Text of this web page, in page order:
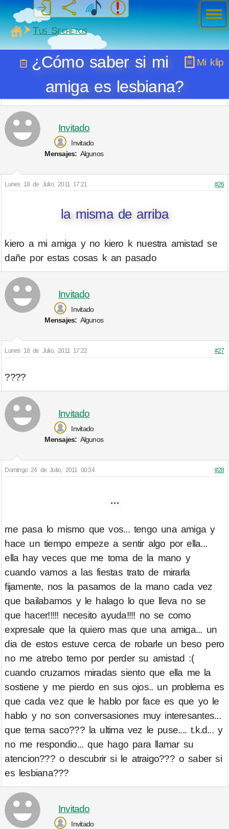
MiSabueso
Tus Secretos
Mi klip
¿Cómo saber si mi
amiga es lesbiana?
Invitado
Invitado
Mensajes: Algunos
Lunes 18 de Julio, 2011 17:21 #26
la misma de arriba
kiero a mi amiga y no kiero k nuestra amistad se
dañe por estas cosas k an pasado
Invitado
Invitado
Mensajes: Algunos
Lunes 18 de Julio, 2011 17:22 #27
????
Invitado
Invitado
Mensajes: Algunos
Domingo 24 de Julio, 2011 00:34 #28
...
me pasa lo mismo que vos... tengo una amiga y
hace un tiempo empeze a sentir algo por ella...
ella hay veces que me toma de la mano y
cuando vamos a las fiestas trato de mirarla
fijamente, nos la pasamos de la mano cada vez
que bailabamos y le halago lo que lleva no se
que hacer!!!!! necesito ayuda!!!! no se como
expresale que la quiero mas que una amiga... un
dia de estos estuve cerca de robarle un beso pero
no me atrebo temo por perder su amistad :(
cuando cruzamos miradas siento que ella me la
sostiene y me pierdo en sus ojos.. un problema es
que cada vez que le hablo por face es que yo le
hablo y no son conversasiones muy interesantes...
que tema saco??? la ultima vez le puse.... t.k.d... y
no me respondio... que hago para llamar su
atencion??? o descubrir si le atraigo??? o saber si
es lesbiana???
Invitado
Invitado
Men
ú